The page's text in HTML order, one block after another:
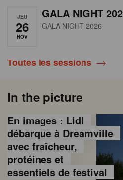
JEU
26
NOV
GALA NIGHT
GALA NIGHT 2026
Toutes les sessions
In the picture
En images : Lidl
débarque à Dreamville
avec fraîcheur,
protéines et
essentiels de festival